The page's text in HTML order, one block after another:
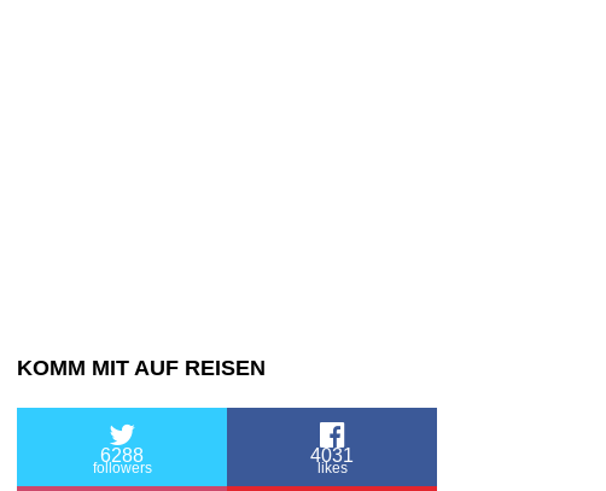
KOMM MIT AUF REISEN
6288
followers
4031
likes